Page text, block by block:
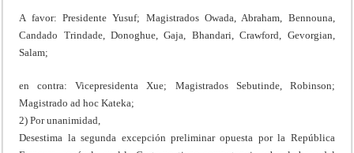
A favor: Presidente Yusuf; Magistrados Owada, Abraham, Bennouna,
Candado Trindade, Donoghue, Gaja, Bhandari, Crawford, Gevorgian,
Salam;
en contra: Vicepresidenta Xue; Magistrados Sebutinde, Robinson;
Magistrado ad hoc Kateka;
2) Por unanimidad,
Desestima la segunda excepción preliminar opuesta por la República